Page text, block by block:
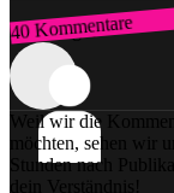
40 Kommentare
Zum Login
Weil wir die
möchten, sehen wir
Stunden nach
dein Verständnis!